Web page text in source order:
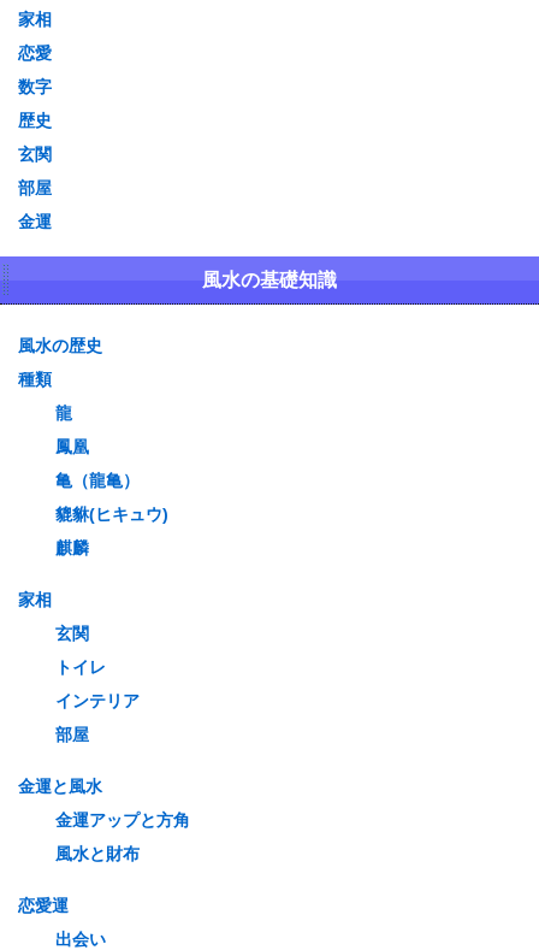
家相
恋愛
数字
歴史
玄関
部屋
金運
風水の基礎知識
風水の歴史
種類
龍
鳳凰
亀（龍亀）
貔貅(ヒキュウ)
麒麟
家相
玄関
トイレ
インテリア
部屋
金運と風水
金運アップと方角
風水と財布
恋愛運
出会い